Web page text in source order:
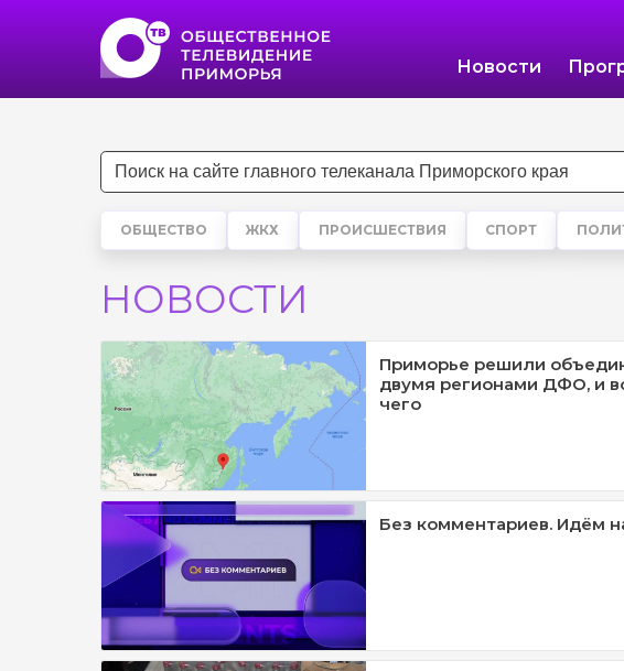
Новости
ОБЩЕСТВО ЖКХ ПРОИСШЕСТВИЯ СПОРТ
НОВОСТИ
Приморье решили
двумя регионами ДФО, и
чего
Без комментариев. Идём